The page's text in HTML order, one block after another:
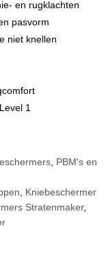
en rugklachten
pasvorm
niet knellen
1
PBM's en
Kniebeschermer
Stratenmaker,